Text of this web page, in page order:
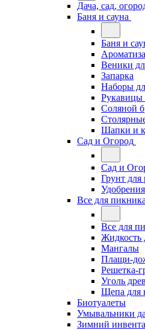
Дача, сад,
Баня и сауна
Баня и
Веники
Запарка
Наборы
Рукавицы
Соляной
Шапки и
Сад и Огород
Сад и
Грунт для
Удобрения
Все для пикника
Все для
Жидкость
Мангалы
Плащи-
Решетка-
Уголь
Щепа для
Биотуалеты
Умывальники
Зимний